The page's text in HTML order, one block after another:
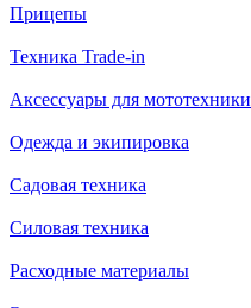
Прицепы
Техника Trade-in
Аксессуары для мототехники
Одежда и экипировка
Садовая техника
Силовая техника
Расходные материалы